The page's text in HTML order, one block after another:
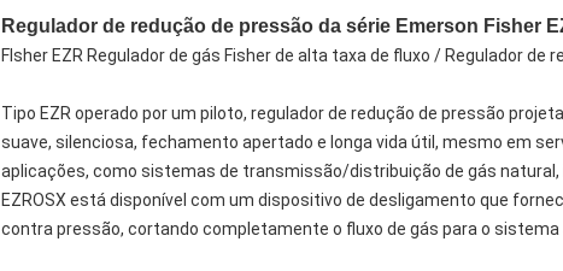
Regulador de redução de pressão da série Emerson Fisher
FIsher EZR Regulador de gás Fisher de alta taxa de fluxo / Regulador de
Tipo EZR operado por um piloto, regulador de redução de pressão
suave, silenciosa, fechamento apertado e longa vida útil, mesmo em
aplicações, como sistemas de transmissão/distribuição de gás
EZROSX está disponível com um dispositivo de desligamento que
contra pressão, cortando completamente o fluxo de gás para o sistema